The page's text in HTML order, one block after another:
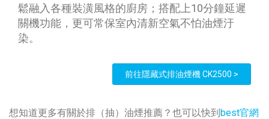
鬆融入各種裝潢風格的廚房；搭配上10分鐘延遲
關機功能，更可常保室內清新空氣不怕油煙汙
染。
前往隱藏式排油煙機 CK2500 >
想知道更多有關於排（抽）油煙推薦？也可以快到best官網